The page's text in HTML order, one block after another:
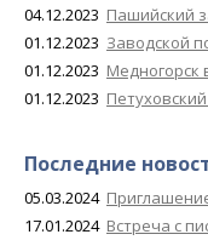
04.12.2023 Пашийский
01.12.2023 Заводской
01.12.2023 Медногорск
01.12.2023
Последние
05.03.2024
17.01.2024 Встреча с